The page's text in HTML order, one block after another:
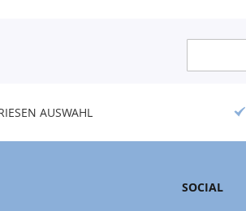
Newsletter:
AUSWAHL
SOCIAL